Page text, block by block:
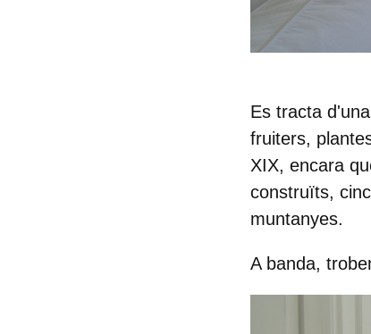
Es tracta
fruiters,
XIX, encara
construïts,
muntanyes.
A banda,